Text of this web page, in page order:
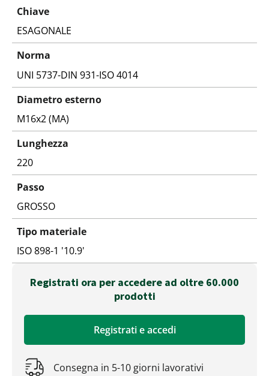
Chiave
ESAGONALE
Norma
UNI 5737-DIN 931-ISO 4014
Diametro esterno
M16x2 (MA)
Lunghezza
220
Passo
GROSSO
Tipo materiale
ISO 898-1 '10.9'
Registrati ora per accedere ad oltre 60.000
prodotti
Registrati e accedi
Consegna in 5-10 giorni lavorativi